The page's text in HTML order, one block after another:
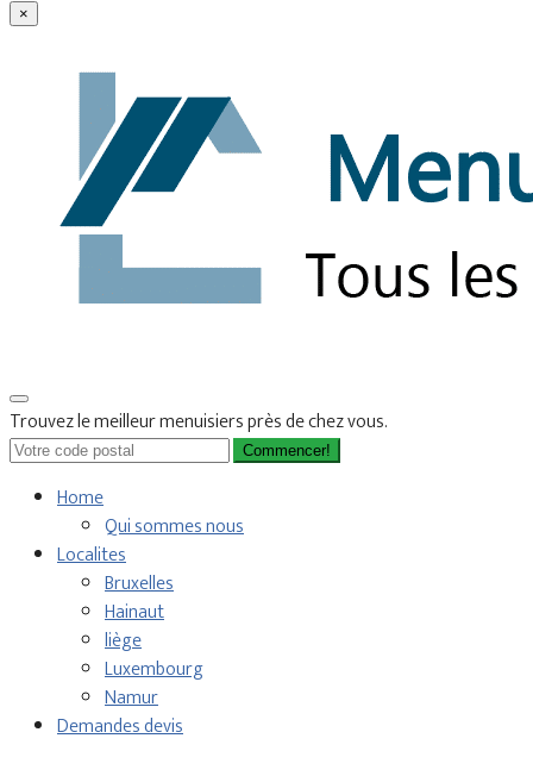
×
Trouvez le meilleur menuisiers près de chez vous.
Commencer!
Home
Qui sommes nous
Localites
Bruxelles
Hainaut
liège
Luxembourg
Namur
Demandes devis